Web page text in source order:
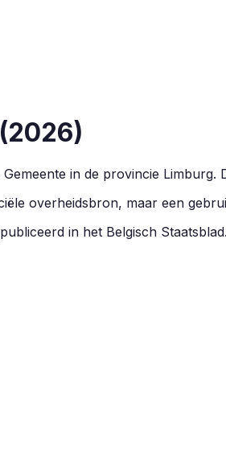
(2026)
Gemeente in de provincie Limburg.
overheidsbron, maar een
in het Belgisch